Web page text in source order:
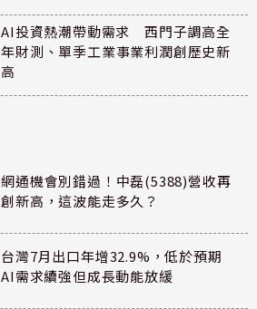
AI投資熱潮帶動需求 西門子調高全
年財測、單季工業事業利潤創歷史新
高
網通機會別錯過！中磊(5388)營收再
創新高，這波能走多久？
台灣7月出口年增32.9%，低於預期
AI需求續強但成長動能放緩